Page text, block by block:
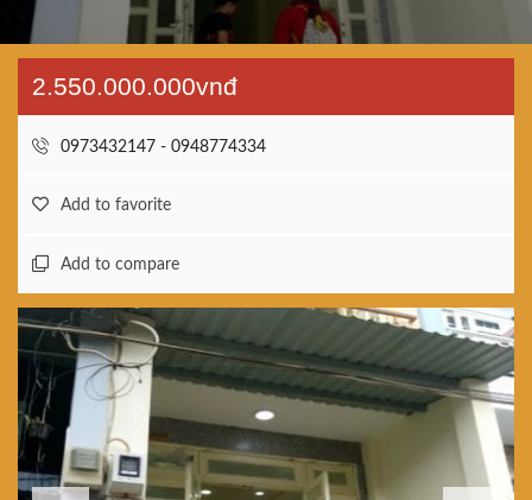
2.550.000.000vnđ
0973432147 - 0948774334
Add to favorite
Add to compare